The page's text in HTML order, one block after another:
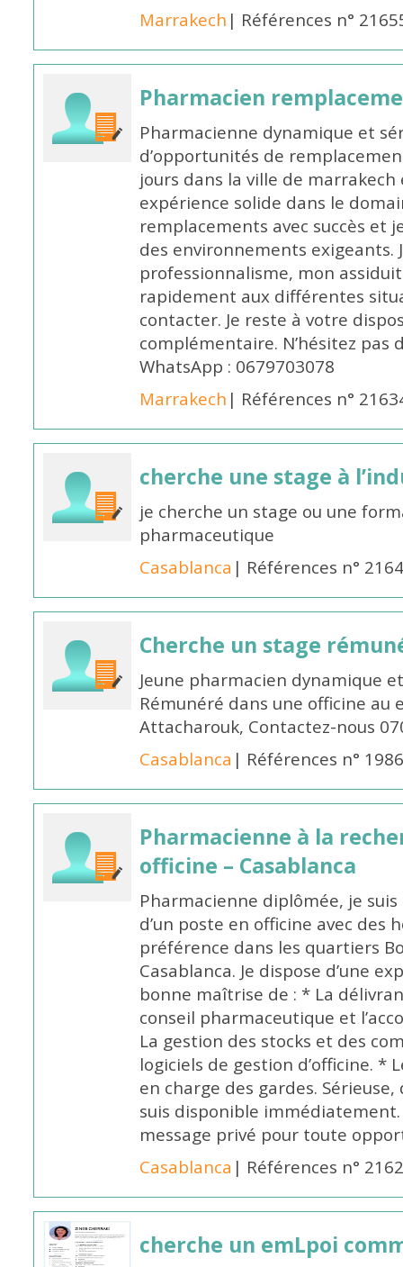
Marrakech | Références n°
Pharmacien
Pharmacienne dynamique et
d’opportunités de
jours dans la ville de marrakech
expérience solide dans le
remplacements avec succès et
des environnements exigeants.
professionnalisme, mon
rapidement aux différentes
contacter. Je reste à votre
complémentaire. N’hésitez
WhatsApp : 0679703078
Marrakech | Références n°
cherche une stage à
je cherche un stage ou une
pharmaceutique
Casablanca | Références n°
Cherche un stage
Jeune pharmacien dynamique
Rémunéré dans une officine au
Attacharouk, Contactez-nous
Casablanca | Références n°
Pharmacienne à la
officine – Casablanca
Pharmacienne diplômée, je
d’un poste en officine avec des
préférence dans les quartiers
Casablanca. Je dispose d’une
bonne maîtrise de : * La
conseil pharmaceutique et
La gestion des stocks et des
logiciels de gestion d’officine. *
en charge des gardes.
suis disponible
message privé pour toute
Casablanca | Références n°
cherche un emLpoi